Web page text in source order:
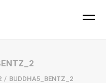
BUDDHA5_BENTZ_2